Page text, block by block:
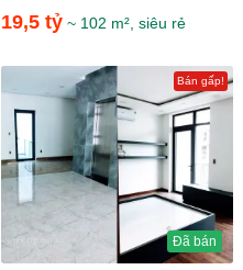
19,5 tỷ ~ 102 m², siêu rẻ
Bán gấp!
Đã bán